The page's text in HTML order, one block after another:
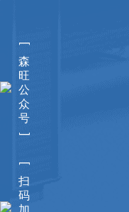
[
森
旺
公
众
号
]
[
扫
码
加